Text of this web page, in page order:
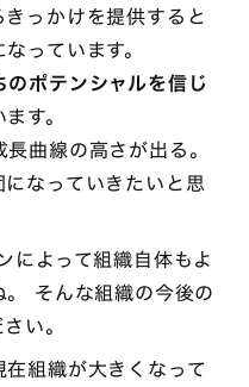
っかけを提供すると
っています。
のポテンシャルを信じ
す。
曲線の高さが出る。
なっていきたいと思
によって組織自体もよ
そんな組織の今後の
い。
在組織が大きくなって